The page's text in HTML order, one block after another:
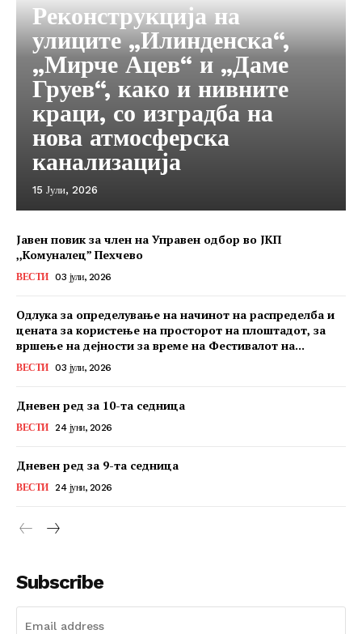
Реконструкција на
улиците „Илинденска“,
„Мирче Ацев“ и „Даме
Груев“, како и нивните
краци, со изградба на
нова атмосферска
канализација
15 Јули, 2026
Јавен повик за член на Управен одбор во ЈКП
,,Комуналец” Пехчево
ВЕСТИ 03 јули, 2026
Одлука за определување на начинот на распределба и
цената за користење на просторот на плоштадот, за
вршење на дејности за време на Фестивалот на...
ВЕСТИ 03 јули, 2026
Дневен ред за 10-та седница
ВЕСТИ 24 јуни, 2026
Дневен ред за 9-та седница
ВЕСТИ 24 јуни, 2026
Subscribe